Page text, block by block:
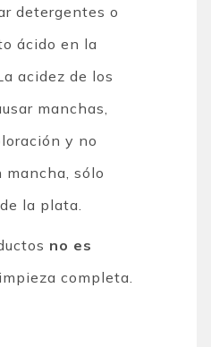
detergentes o
ácido en la
acidez de los
manchas,
y no
sólo
la plata.
no es
completa.